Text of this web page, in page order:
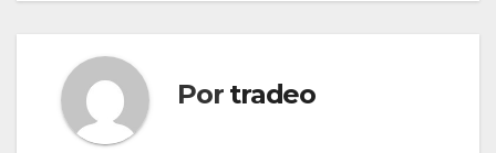
Por tradeo